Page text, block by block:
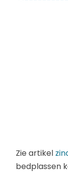
Zie artikel
bedplassen